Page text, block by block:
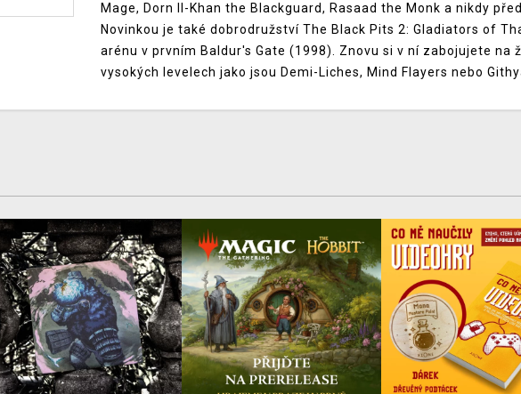
Mage, Dorn Il-Khan the Blackguard, Rasaad the Monk a nikdy
Novinkou je také dobrodružství The Black Pits 2: Gladiators of
arénu v prvním Baldur's Gate (1998). Znovu si v ní zabojujete na
vysokých levelech jako jsou Demi-Liches, Mind Flayers nebo